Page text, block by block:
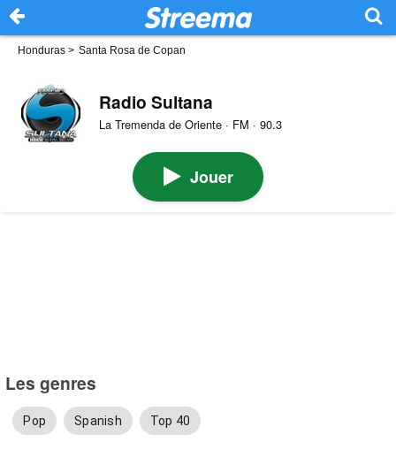
Honduras > Santa Rosa de Copan
Radio Sultana
La Tremenda de Oriente · FM · 90.3
Jouer
Les genres
Pop Spanish Top 40